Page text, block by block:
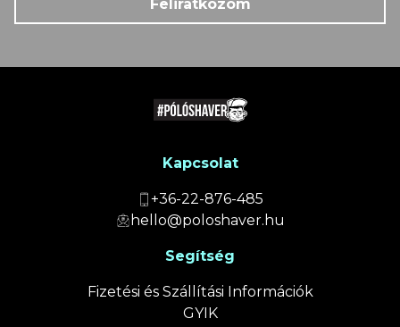
Feliratkozom
Kapcsolat
+36-22-876-485
hello@poloshaver.hu
Segítség
Fizetési és Szállítási Információk
GYIK